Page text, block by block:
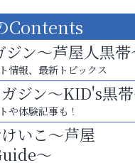
に合う治療をご提案
、自分らしい毎日を
談協会
Contents
ジン～芦屋人黒帯
情報、最新トピックス
ジン～KID's黒
や体験記事も！
いこ～芦屋
～